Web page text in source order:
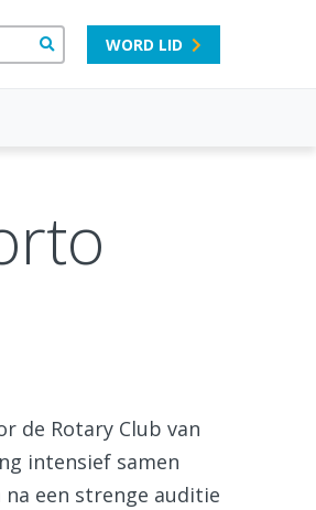
WORD LID
de Rotary Club van
intensief samen
een strenge auditie